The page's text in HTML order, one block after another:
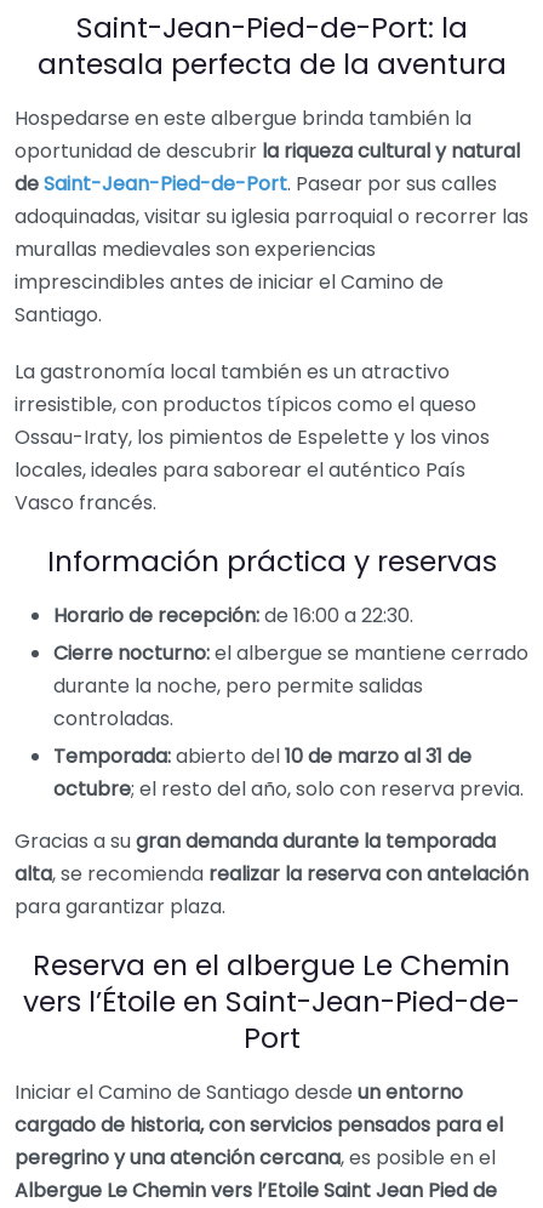
Saint-Jean-Pied-de-Port: la
antesala perfecta de la aventura
Hospedarse en este albergue brinda también la
oportunidad de descubrir la riqueza cultural y natural
deSaint-Jean-Pied-de-Port. Pasear por sus calles
adoquinadas, visitar su iglesia parroquial o recorrer las
murallas medievales son experiencias
imprescindibles antes de iniciar el Camino de
Santiago.
La gastronomía local también es un atractivo
irresistible, con productos típicos como el queso
Ossau-Iraty, los pimientos de Espelette y los vinos
locales, ideales para saborear el auténtico País
Vasco francés.
Información práctica y reservas
Horario de recepción:de 16:00 a 22:30.
Cierre nocturno:el albergue se mantiene cerrado
durante la noche, pero permite salidas
controladas.
Temporada:abierto del10 de marzo al 31 de
octubre; el resto del año, solo con reserva previa.
Gracias a sugran demanda durante la temporada
alta, se recomienda realizar la reserva con antelación
para garantizar plaza.
Reserva en el albergue Le Chemin
vers l’Étoile en Saint-Jean-Pied-de-
Port
Iniciar el Camino de Santiago desde un entorno
cargado de historia, con servicios pensados para el
peregrino y una atención cercana, es posible en el
Albergue Le Chemin vers l’Etoile Saint Jean Pied de